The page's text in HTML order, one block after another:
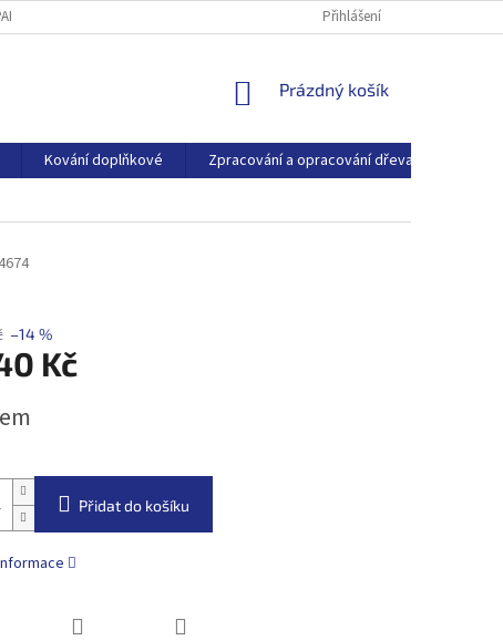
Přihlášení
NÁKUPNÍ
Prázdný košík
Kování doplňkové Zpracování a opracování dřeva
–14 %
Kč
Přidat do košíku